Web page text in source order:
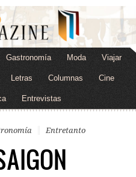
Gastronomía Moda Viajar
Letras Columnas Cine
Entrevistas
Entretanto